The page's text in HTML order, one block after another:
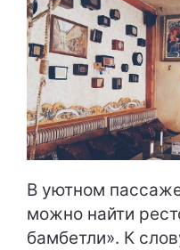
В уютном
можно найти
бамбетли». К